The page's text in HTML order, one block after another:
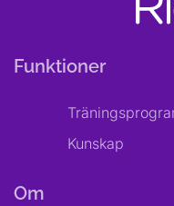
Funktioner
Kunskap
Om